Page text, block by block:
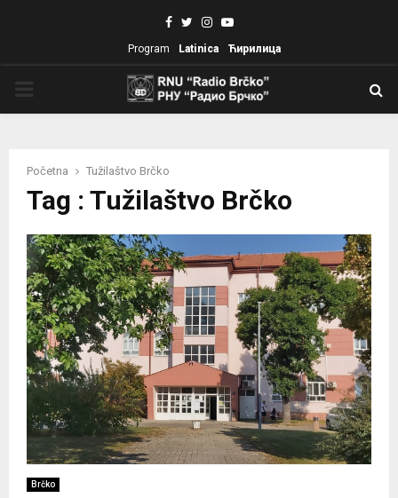
Facebook
TwitterInstagram
Youtube
Program Latinica Ћирилица
Početna Tužilaštvo Brčko
Tag : Tužilaštvo Brčko
Brčko